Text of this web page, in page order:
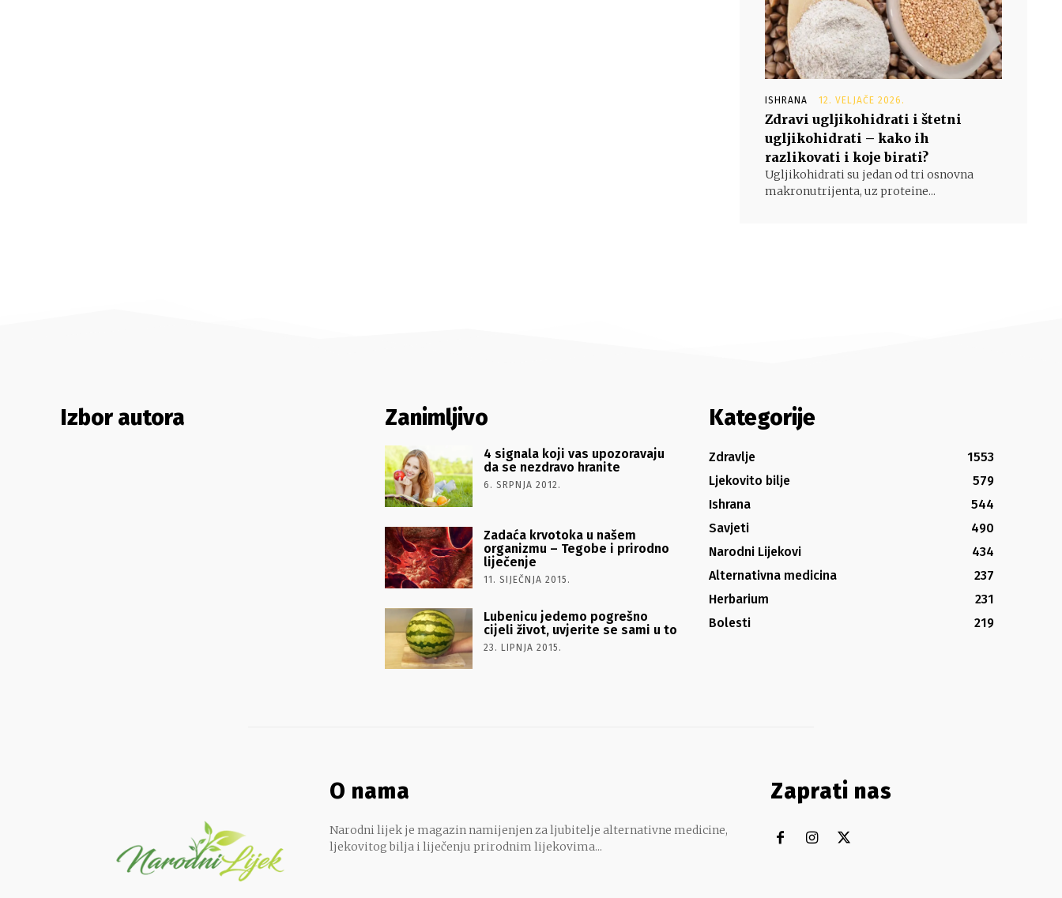
ISHRANA 12. VELJAČE 2026.
Zdravi ugljikohidrati i štetni
ugljikohidrati – kako ih
razlikovati i koje birati?
Ugljikohidrati su jedan od tri osnovna
makronutrijenta, uz proteine...
Izbor autora Zanimljivo
4 signala koji vas upozoravaju
da se nezdravo hranite
6. SRPNJA 2012.
Zadaća krvotoka u našem
organizmu – Tegobe i prirodno
liječenje
11. SIJEČNJA 2015.
Lubenicu jedemo pogrešno
cijeli život, uvjerite se sami u to
23. LIPNJA 2015.
Kategorije
Zdravlje
1553
Ljekovito bilje
579
Ishrana
544
Savjeti
490
Narodni Lijekovi
434
Alternativna medicina
237
Herbarium
231
Bolesti
219
O nama
Narodni lijek je magazin namijenjen za ljubitelje alternativne medicine,
ljekovitog bilja i liječenju prirodnim lijekovima...
Zaprati nas